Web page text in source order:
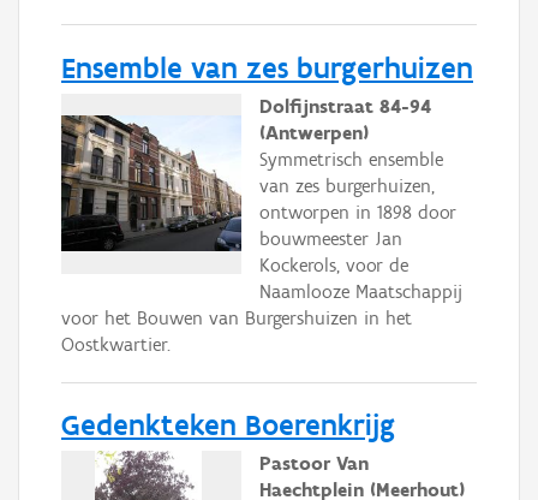
Ensemble van zes burgerhuizen
Dolfijnstraat 84-94
(Antwerpen)
Symmetrisch ensemble
van zes burgerhuizen,
ontworpen in 1898 door
bouwmeester Jan
Kockerols, voor de
Naamlooze Maatschappij
voor het Bouwen van Burgershuizen in het
Oostkwartier.
Gedenkteken Boerenkrijg
Pastoor Van
Haechtplein (Meerhout)